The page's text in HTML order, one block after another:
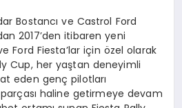
Bostancı ve Castrol Ford
2017’den itibaren yeni
Ford Fiesta’lar için özel olarak
Cup, her yaştan deneyimli
eden genç pilotları
haline getirmeye devam